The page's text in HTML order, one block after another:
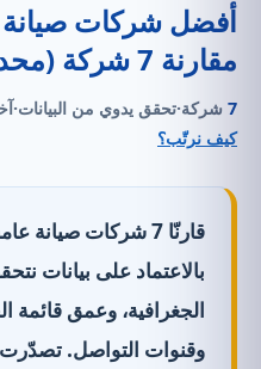
أفضل شركات صيانة
مقارنة 7 شركة (محدث 17 يوليو 2026)
7 شركة·تحقق يدوي من البيانات·
كيف نرتّب؟
قارنّا 7 شركات صيانة
بالاعتماد على بيانات
الجغرافية، وعمق
وقنوات التواصل.